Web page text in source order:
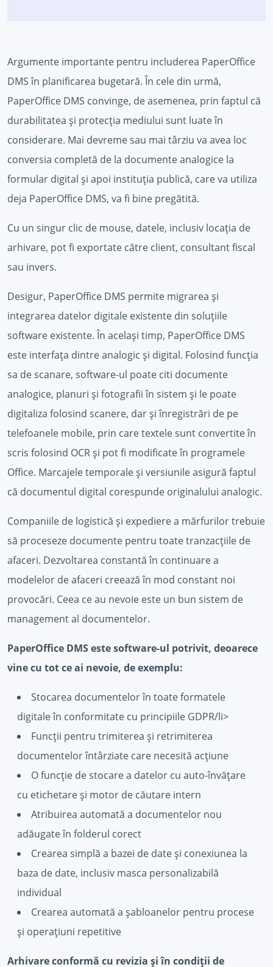
Argumente importante pentru includerea PaperOffice
DMS în planificarea bugetară. În cele din urmă,
PaperOffice DMS convinge, de asemenea, prin faptul că
durabilitatea și protecția mediului sunt luate în
considerare. Mai devreme sau mai târziu va avea loc
conversia completă de la documente analogice la
formular digital și apoi instituția publică, care va utiliza
deja PaperOffice DMS, va fi bine pregătită.
Cu un singur clic de mouse, datele, inclusiv locația de
arhivare, pot fi exportate către client, consultant fiscal
sau invers.
Desigur, PaperOffice DMS permite migrarea și
integrarea datelor digitale existente din soluțiile
software existente. În același timp, PaperOffice DMS
este interfața dintre analogic și digital. Folosind funcția
sa de scanare, software-ul poate citi documente
analogice, planuri și fotografii în sistem și le poate
digitaliza folosind scanere, dar și înregistrări de pe
telefoanele mobile, prin care textele sunt convertite în
scris folosind OCR și pot fi modificate în programele
Office. Marcajele temporale și versiunile asigură faptul
că documentul digital corespunde originalului analogic.
Companiile de logistică și expediere a mărfurilor trebuie
să proceseze documente pentru toate tranzacțiile de
afaceri. Dezvoltarea constantă în continuare a
modelelor de afaceri creează în mod constant noi
provocări. Ceea ce au nevoie este un bun sistem de
management al documentelor.
PaperOffice DMS este software-ul potrivit, deoarece
vine cu tot ce ai nevoie, de exemplu:
Stocarea documentelor în toate formatele
digitale în conformitate cu principiile GDPR/li>
Funcții pentru trimiterea și retrimiterea
documentelor întârziate care necesită acțiune
O funcție de stocare a datelor cu auto-învățare
cu etichetare și motor de căutare intern
Atribuirea automată a documentelor nou
adăugate în folderul corect
Crearea simplă a bazei de date și conexiunea la
baza de date, inclusiv masca personalizabilă
individual
Crearea automată a șabloanelor pentru procese
și operațiuni repetitive
Arhivare conformă cu revizia și în condiții de